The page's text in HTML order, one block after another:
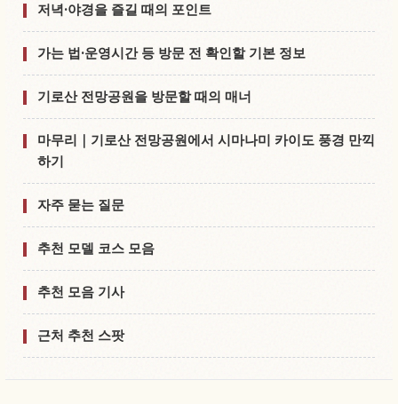
저녁·야경을 즐길 때의 포인트
가는 법·운영시간 등 방문 전 확인할 기본 정보
기로산 전망공원을 방문할 때의 매너
마무리｜기로산 전망공원에서 시마나미 카이도 풍경 만끽
하기
자주 묻는 질문
추천 모델 코스 모음
추천 모음 기사
근처 추천 스팟